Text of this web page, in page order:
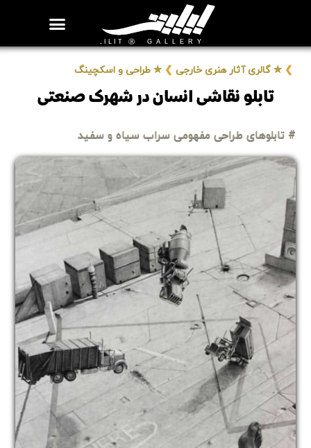
❯ ✮ گالری آثار هنری خارجی ❯ ✮ طراحی و اسکچینگ
تابلو نقاشی انسان در شهرک صنعتی
# تابلوهای طراحی مفهومی سراب سیاه و سفید